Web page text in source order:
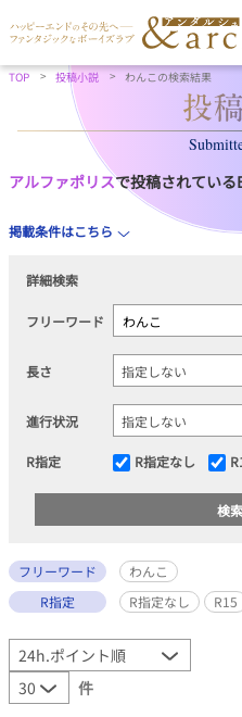
TOP 投稿小説 わんこの検索結果
アルファポリスで投稿されている
掲載条件はこちら
詳細検索
フリーワード
長さ
進行状況
R指定 R指定なし
フリーワード
わんこ
R指定
R指定なし R15
件